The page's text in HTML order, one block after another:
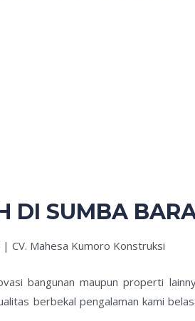
DI SUMBA
CV. Mahesa Kumoro Konstruksi
bangunan maupun properti
berbekal pengalaman kami